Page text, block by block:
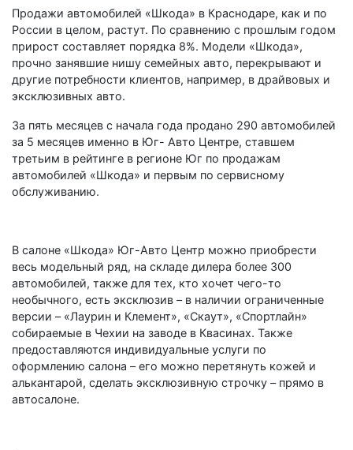
Продажи автомобилей «Шкода» в Краснодаре, как и по
России в целом, растут. По сравнению с прошлым годом
прирост составляет порядка 8%. Модели «Шкода»,
прочно занявшие нишу семейных авто, перекрывают и
другие потребности клиентов, например, в драйвовых и
эксклюзивных авто.
За пять месяцев с начала года продано 290 автомобилей
за 5 месяцев именно в Юг- Авто Центре, ставшем
третьим в рейтинге в регионе Юг по продажам
автомобилей «Шкода» и первым по сервисному
обслуживанию.
В салоне «Шкода» Юг-Авто Центр можно приобрести
весь модельный ряд, на складе дилера более 300
автомобилей, также для тех, кто хочет чего-то
необычного, есть эксклюзив – в наличии ограниченные
версии – «Лаурин и Клемент», «Скаут», «Спортлайн»
собираемые в Чехии на заводе в Квасинах. Также
предоставляются индивидуальные услуги по
оформлению салона – его можно перетянуть кожей и
алькантарой, сделать эксклюзивную строчку – прямо в
автосалоне.